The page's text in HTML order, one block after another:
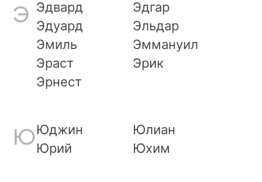
Э Эдвард
Эдгар
Эдуард
Эльдар
Эмиль
Эммануил
Эраст
Эрик
Эрнест
ЮЮджин
Юлиан
Юрий
Юхим